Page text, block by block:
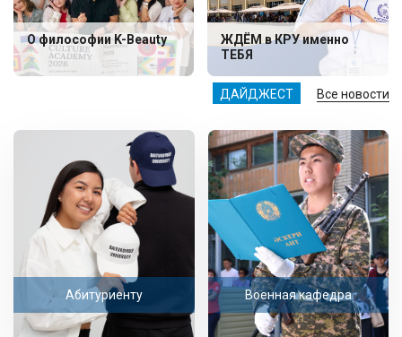
ДАЙДЖЕСТ Все новости
О философии K-Beauty
ЖДЁМ в КРУ именно
ТЕБЯ
Абитуриенту Военная кафедра